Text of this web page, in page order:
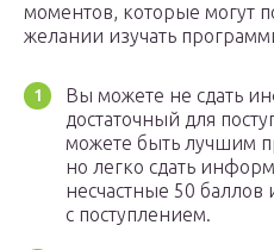
моментов, которые могут
желании изучать
Вы можете не сдать
достаточный для
можете быть лучшим
но легко сдать
несчастные 50 баллов
с поступлением.